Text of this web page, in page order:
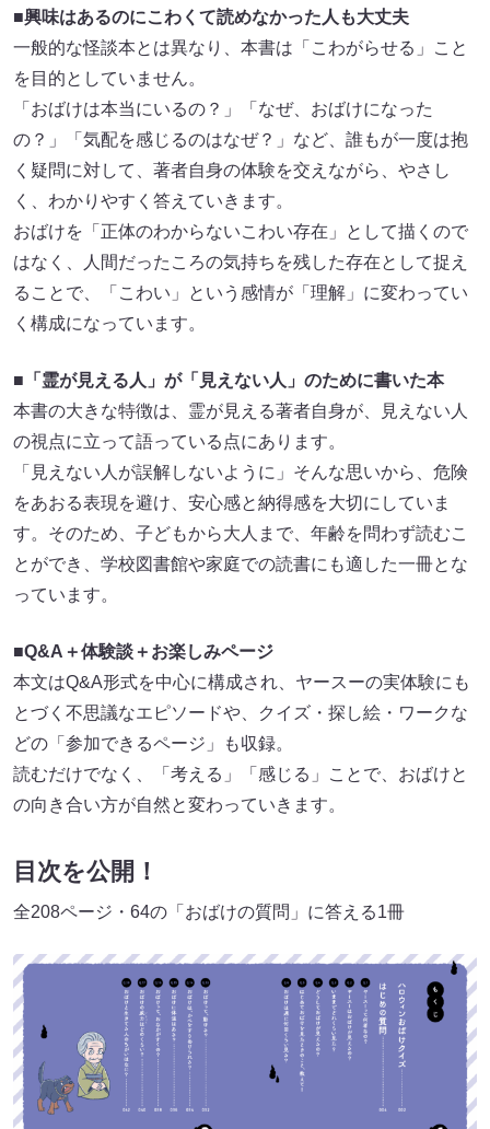
■興味はあるのにこわくて読めなかった人も大丈夫
一般的な怪談本とは異なり、本書は「こわがらせる」こと
を目的としていません。
「おばけは本当にいるの？」「なぜ、おばけになった
の？」「気配を感じるのはなぜ？」など、誰もが一度は抱
く疑問に対して、著者自身の体験を交えながら、やさし
く、わかりやすく答えていきます。
おばけを「正体のわからないこわい存在」として描くので
はなく、人間だったころの気持ちを残した存在として捉え
ることで、「こわい」という感情が「理解」に変わってい
く構成になっています。
■「霊が見える人」が「見えない人」のために書いた本
本書の大きな特徴は、霊が見える著者自身が、見えない人
の視点に立って語っている点にあります。
「見えない人が誤解しないように」そんな思いから、危険
をあおる表現を避け、安心感と納得感を大切にしていま
す。そのため、子どもから大人まで、年齢を問わず読むこ
とができ、学校図書館や家庭での読書にも適した一冊とな
っています。
■Q&A＋体験談＋お楽しみページ
本文はQ&A形式を中心に構成され、ヤースーの実体験にも
とづく不思議なエピソードや、クイズ・探し絵・ワークな
どの「参加できるページ」も収録。
読むだけでなく、「考える」「感じる」ことで、おばけと
の向き合い方が自然と変わっていきます。
目次を公開！
全208ページ・64の「おばけの質問」に答える1冊